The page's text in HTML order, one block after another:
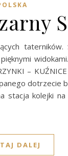
–
kolejki
DALEJ